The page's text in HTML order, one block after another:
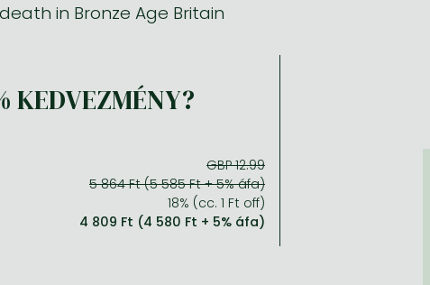
in Bronze Age Britain
KEDVEZMÉNY?
GBP 12.99
5 864 Ft (5 585 Ft + 5% áfa)
18% (cc. 1 Ft off)
4 809 Ft (4 580 Ft + 5% áfa)